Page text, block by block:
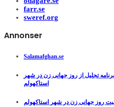
farr.se
sweref.org
Annonser
Salamafghan.se
تجلیل از روز جهانی زن در شهر
استاکهولم
روز جهانی زن در شهر استاکهولم